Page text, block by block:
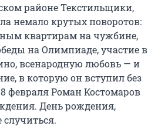
районе Текстильщики,
немало крутых поворотов:
квартирам на чужбине,
на Олимпиаде, участие в
всенародную любовь — и
в которую он вступил без
февраля Роман Костомаров
День рождения,
случиться.